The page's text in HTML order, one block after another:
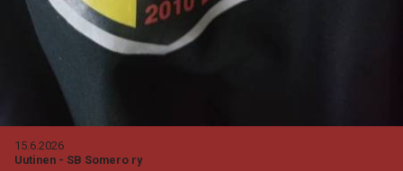
15.6.2026
Uutinen - SB Somero ry